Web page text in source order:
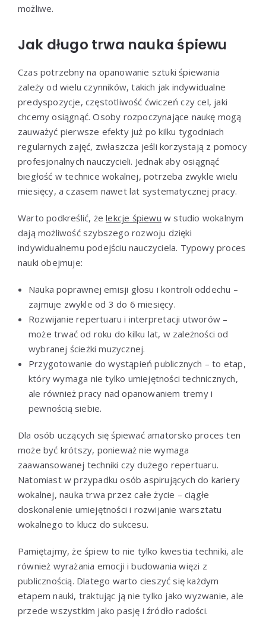
możliwe.
Jak długo trwa nauka śpiewu
Czas potrzebny na opanowanie sztuki śpiewania
zależy od wielu czynników, takich jak indywidualne
predyspozycje, częstotliwość ćwiczeń czy cel, jaki
chcemy osiągnąć. Osoby rozpoczynające naukę mogą
zauważyć pierwsze efekty już po kilku tygodniach
regularnych zajęć, zwłaszcza jeśli korzystają z pomocy
profesjonalnych nauczycieli. Jednak aby osiągnąć
biegłość w technice wokalnej, potrzeba zwykle wielu
miesięcy, a czasem nawet lat systematycznej pracy.
Warto podkreślić, żelekcje śpiewu w studio wokalnym
dają możliwość szybszego rozwoju dzięki
indywidualnemu podejściu nauczyciela. Typowy proces
nauki obejmuje:
Nauka poprawnej emisji głosu i kontroli oddechu –
zajmuje zwykle od 3 do 6 miesięcy.
Rozwijanie repertuaru i interpretacji utworów –
może trwać od roku do kilku lat, w zależności od
wybranej ścieżki muzycznej.
Przygotowanie do wystąpień publicznych – to etap,
który wymaga nie tylko umiejętności technicznych,
ale również pracy nad opanowaniem tremy i
pewnością siebie.
Dla osób uczących się śpiewać amatorsko proces ten
może być krótszy, ponieważ nie wymaga
zaawansowanej techniki czy dużego repertuaru.
Natomiast w przypadku osób aspirujących do kariery
wokalnej, nauka trwa przez całe życie – ciągłe
doskonalenie umiejętności i rozwijanie warsztatu
wokalnego to klucz do sukcesu.
Pamiętajmy, że śpiew to nie tylko kwestia techniki, ale
również wyrażania emocji i budowania więzi z
publicznością. Dlatego warto cieszyć się każdym
etapem nauki, traktując ją nie tylko jako wyzwanie, ale
przede wszystkim jako pasję i źródło radości.